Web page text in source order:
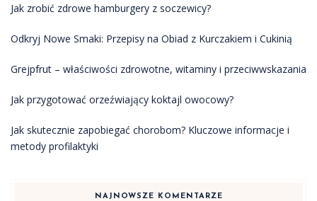
Jak zrobić zdrowe hamburgery z soczewicy?
Odkryj Nowe Smaki: Przepisy na Obiad z Kurczakiem i Cukinią
Grejpfrut – właściwości zdrowotne, witaminy i przeciwwskazania
Jak przygotować orzeźwiający koktajl owocowy?
Jak skutecznie zapobiegać chorobom? Kluczowe informacje i
metody profilaktyki
NAJNOWSZE KOMENTARZE